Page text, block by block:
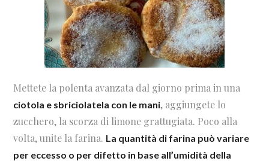
Mettete la polenta avanzata dal giorno prima in una
ciotola e sbriciolatela con le mani, aggiungete lo
zucchero, la scorza di limone grattugiata. Poco alla
volta, unite la farina. La quantità di farina può variare
per eccesso o per difetto in base all’umidità della